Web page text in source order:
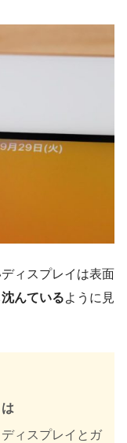
ィスプレイは表面
んているように見
ィスプレイとガ